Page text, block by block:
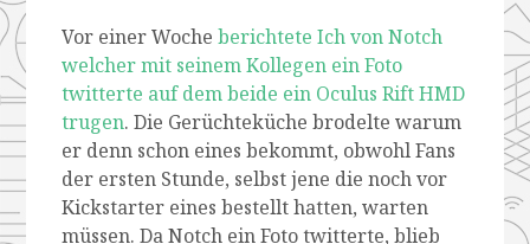
Vor einer Wocheberichtete Ich von Notch
welcher mit seinem Kollegen ein Foto
twitterte auf dem beide ein Oculus Rift HMD
trugen. Die Gerüchteküche brodelte warum
er denn schon eines bekommt, obwohl Fans
der ersten Stunde, selbst jene die noch vor
Kickstarter eines bestellt hatten, warten
müssen. Da Notch ein Foto twitterte, blieb